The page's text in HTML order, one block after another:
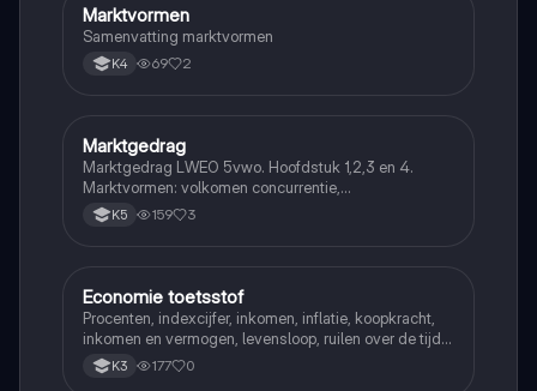
Economie
Marktvormen
Samenvatting marktvormen
K4 69 2
Economie
Marktgedrag
Marktgedrag LWEO 5vwo. Hoofdstuk 1,2,3 en 4.
Marktvormen: volkomen concurrentie,
monopolistische concurrentie, oligopolie en monopolie
K5 159 3
Economie
Economie toetsstof
Procenten, indexcijfer, inkomen, inflatie, koopkracht,
inkomen en vermogen, levensloop, ruilen over de tijd,
rente (interest), spaarrekening en spaardeposito,
particuliere verzekeringen, averechtse selectie, moral
K3 177 0